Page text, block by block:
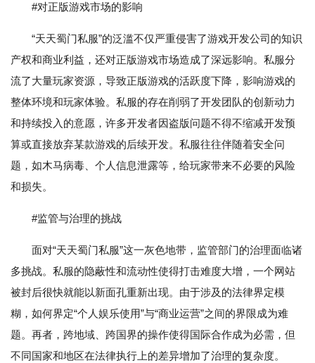
#对正版游戏市场的影响
“天天蜀门私服”的泛滥不仅严重侵害了游戏开发公司的知识
产权和商业利益，还对正版游戏市场造成了深远影响。私服分
流了大量玩家资源，导致正版游戏的活跃度下降，影响游戏的
整体环境和玩家体验。私服的存在削弱了开发团队的创新动力
和持续投入的意愿，许多开发者因盗版问题不得不缩减开发预
算或直接放弃某款游戏的后续开发。私服往往伴随着安全问
题，如木马病毒、个人信息泄露等，给玩家带来不必要的风险
和损失。
#监管与治理的挑战
面对“天天蜀门私服”这一灰色地带，监管部门的治理面临诸
多挑战。私服的隐蔽性和流动性使得打击难度大增，一个网站
被封后很快就能以新面孔重新出现。由于涉及的法律界定模
糊，如何界定“个人娱乐使用”与“商业运营”之间的界限成为难
题。再者，跨地域、跨国界的操作使得国际合作成为必需，但
不同国家和地区在法律执行上的差异增加了治理的复杂度。